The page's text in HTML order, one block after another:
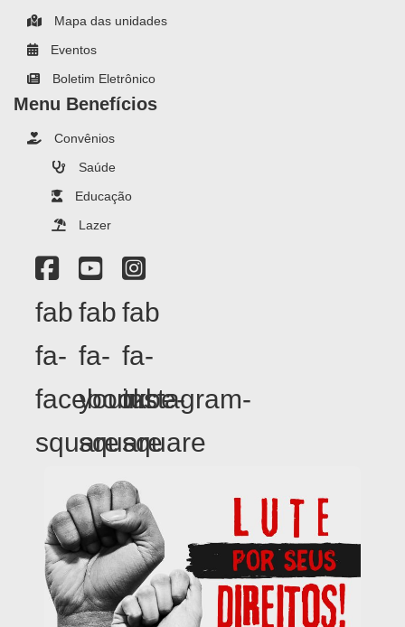
Mapa das unidades
Eventos
Boletim Eletrônico
Menu Benefícios
Convênios
Saúde
Educação
Lazer
fab
fa-
facebook-
square
fab
fa-
youtube-
square
fab
fa-
instagram-
square